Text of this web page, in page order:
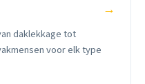
→
daklekkage tot
voor elk type